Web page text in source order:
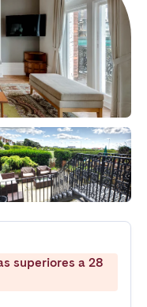
superiores a 28